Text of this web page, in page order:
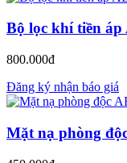
Bộ lọc khí tiền
800.000đ
Đăng ký nhận báo giá
Mặt nạ phòng